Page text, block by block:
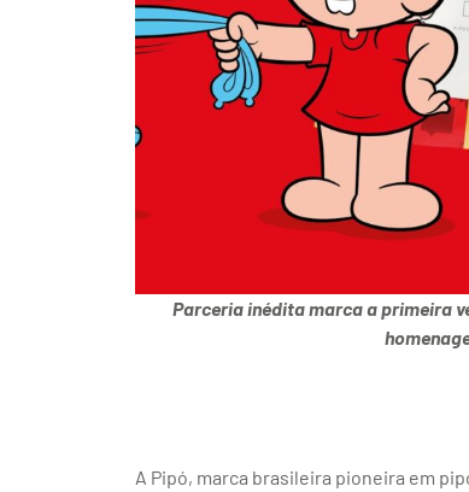
Parceria inédita marca a primeira
A Pipó, marca brasileira pioneira em